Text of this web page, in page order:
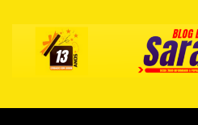
content